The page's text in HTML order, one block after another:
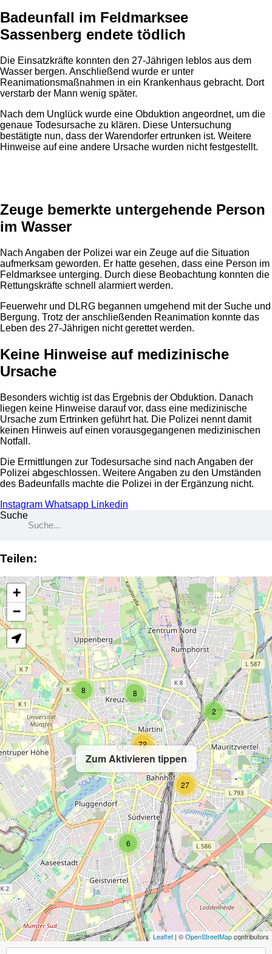
Badeunfall im Feldmarksee
Sassenberg endete tödlich
Die Einsatzkräfte konnten den 27-Jährigen leblos aus dem
Wasser bergen. Anschließend wurde er unter
Reanimationsmaßnahmen in ein Krankenhaus gebracht. Dort
verstarb der Mann wenig später.
Nach dem Unglück wurde eine Obduktion angeordnet, um die
genaue Todesursache zu klären. Diese Untersuchung
bestätigte nun, dass der Warendorfer ertrunken ist. Weitere
Hinweise auf eine andere Ursache wurden nicht festgestellt.
Zeuge bemerkte untergehende Person
im Wasser
Nach Angaben der Polizei war ein Zeuge auf die Situation
aufmerksam geworden. Er hatte gesehen, dass eine Person im
Feldmarksee unterging. Durch diese Beobachtung konnten die
Rettungskräfte schnell alarmiert werden.
Feuerwehr und DLRG begannen umgehend mit der Suche und
Bergung. Trotz der anschließenden Reanimation konnte das
Leben des 27-Jährigen nicht gerettet werden.
Keine Hinweise auf medizinische
Ursache
Besonders wichtig ist das Ergebnis der Obduktion. Danach
liegen keine Hinweise darauf vor, dass eine medizinische
Ursache zum Ertrinken geführt hat. Die Polizei nennt damit
keinen Hinweis auf einen vorausgegangenen medizinischen
Notfall.
Die Ermittlungen zur Todesursache sind nach Angaben der
Polizei abgeschlossen. Weitere Angaben zu den Umständen
des Badeunfalls machte die Polizei in der Ergänzung nicht.
Instagram Whatsapp Linkedin
Suche
Teilen:
Zum Aktivieren tippen
2
8
6
8
27
5
72
+
−
Leaflet | ©OpenStreetMapcontributors